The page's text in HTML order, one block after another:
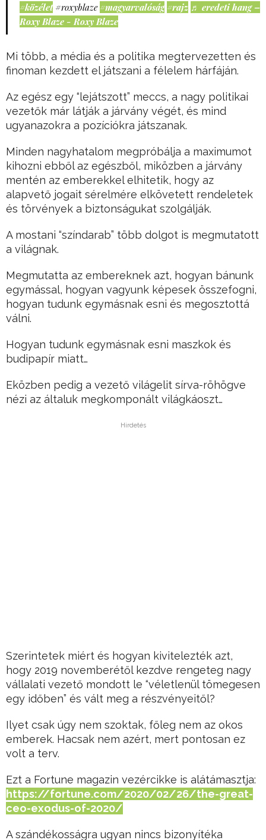
#közélet #roxyblaze #magyarvalóság #rajz ♬ eredeti hang –
Roxy Blaze - Roxy Blaze
Mi több, a média és a politika megtervezetten és
finoman kezdett el játszani a félelem hárfáján.
Az egész egy “lejátszott” meccs, a nagy politikai
vezetők már látják a járvány végét, és mind
ugyanazokra a pozíciókra játszanak.
Minden nagyhatalom megpróbálja a maximumot
kihozni ebből az egészből, miközben a járvány
mentén az emberekkel elhitetik, hogy az
alapvető jogait sérelmére elkövetett rendeletek
és törvények a biztonságukat szolgálják.
A mostani “színdarab” több dolgot is megmutatott
a világnak.
Megmutatta az embereknek azt, hogyan bánunk
egymással, hogyan vagyunk képesek összefogni,
hogyan tudunk egymásnak esni és megosztottá
válni.
Hogyan tudunk egymásnak esni maszkok és
budipapír miatt…
Eközben pedig a vezető világelit sírva-röhögve
nézi az általuk megkomponált világkáoszt…
Hirdetés
Szerintetek miért és hogyan kivitelezték azt,
hogy 2019 novemberétől kezdve rengeteg nagy
vállalati vezető mondott le “véletlenül tömegesen
egy időben” és vált meg a részvényeitől?
Ilyet csak úgy nem szoktak, főleg nem az okos
emberek. Hacsak nem azért, mert pontosan ez
volt a terv.
Ezt a Fortune magazin vezércikke is alátámasztja:
https://fortune.com/2020/02/26/the-great-
ceo-exodus-of-2020/
A szándékosságra ugyan nincs bizonyítéka